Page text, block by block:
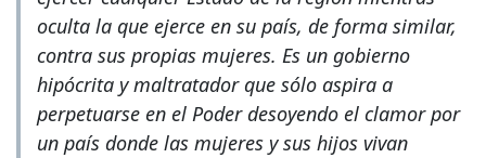
oculta la que ejerce en su país, de forma similar,
contra sus propias mujeres. Es un gobierno
hipócrita y maltratador que sólo aspira a
perpetuarse en el Poder desoyendo el clamor por
un país donde las mujeres y sus hijos vivan